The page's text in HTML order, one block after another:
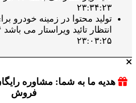
۲۳:۳۴:۲۳
تولید محتوا در زمینه خودرو
۲۳:۰۳:۲۵
هدیه ما به شما: مشاوره
فروش